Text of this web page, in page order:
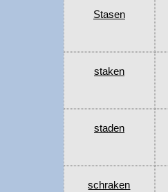
Stasen
staken
staden
schraken